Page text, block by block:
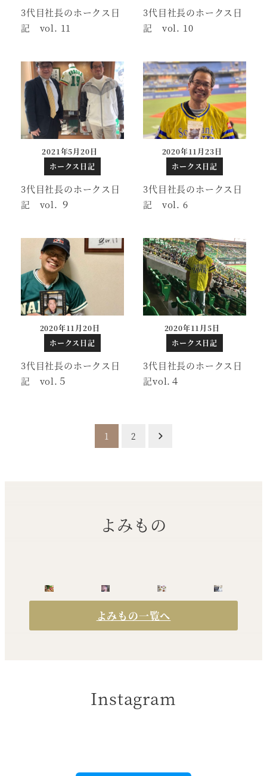
3代目社長のホークス日
記 vol. 11
3代目社長のホークス日
記 vol. 10
3代目社長のホークス日
記 vol. ９
投稿日
2021年5月20日
ホークス日記
3代目社長のホークス日
記 vol. 6
投稿日
2020年11月23日
ホークス日記
3代目社長のホークス日
記 vol.５
投稿日
2020年11月20日
ホークス日記
3代目社長のホークス日
記vol.４
投稿日
2020年11月5日
ホークス日記
1 2
よみもの
よみもの一覧へ
Instagram